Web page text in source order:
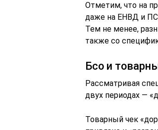
Отметим, что на
даже на ЕНВД и
Тем не менее,
также со
Бсо и
Рассматривая
двух периодах —
Товарный чек